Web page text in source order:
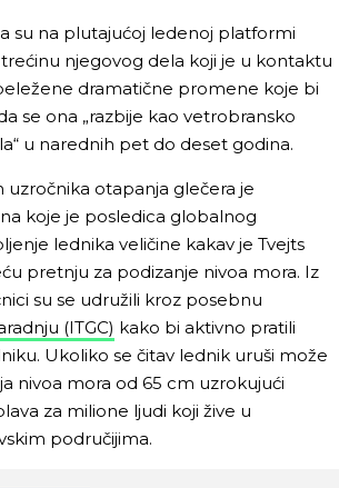
su na plutajućoj ledenoj platformi
trećinu njegovog dela koji je u kontaktu
dramatične promene koje bi
se ona „razbije kao vetrobransko
u narednih pet do deset godina.
uzročnika otapanja glečera je
koje je posledica globalnog
lednika veličine kakav je Tvejts
pretnju za podizanje nivoa mora. Iz
su se udružili kroz posebnu
(ITGC) kako bi aktivno pratili
Ukoliko se čitav lednik uruši može
nivoa mora od 65 cm uzrokujući
za milione ljudi koji žive u
područijima.